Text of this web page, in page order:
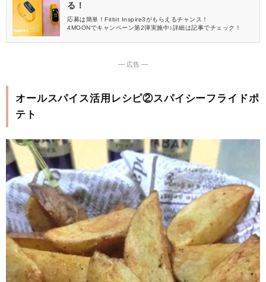
る！
応募は簡単！Fitbit Inspire3がもらえるチャンス！
4MOONでキャンペーン第2弾実施中♪詳細は記事でチェック！
― 広告 ―
オールスパイス活用レシピ②スパイシーフライドポ
テト